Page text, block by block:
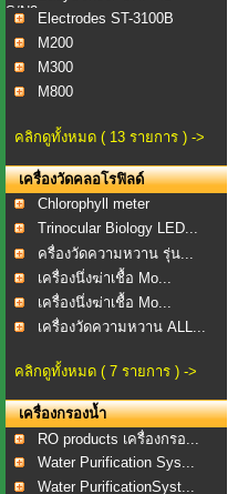
S/N2...Electrodes ST-3100B
M200
M300
M800
คลิกดูทั้งหมด ( 13 รายการ ) ->
เครื่องวัดคลอโรฟิลด์
Chlorophyll meter
Trinocular Biology LED...
ครื่องวัดความหวาน รุ่น...
เครื่องนึ่งฆ่าเชื้อ Mo...
เครื่องนึ่งฆ่าเชื้อ Mo...
เครื่องวัดความหวาน ALL...
คลิกดูทั้งหมด ( 7 รายการ ) ->
เครื่องกรองน้ำ
RO products เครื่องกรอ...
Water Purification Sys...
Water PurificationSyst...